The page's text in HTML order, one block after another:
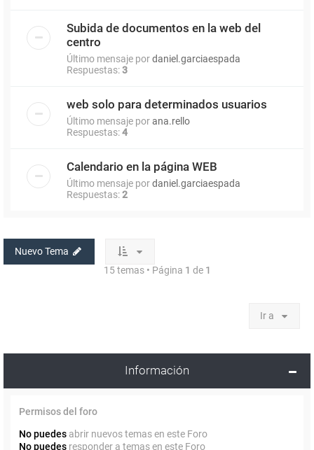
Subida de documentos en la web del
centro
Último mensaje pordaniel.garciaespada
Respuestas:3
web solo para determinados usuarios
Último mensaje porana.rello
Respuestas:4
Calendario en la página WEB
Último mensaje pordaniel.garciaespada
Respuestas:2
Nuevo Tema
15 temas • Página 1 de 1
Ir a
Información
Permisos del foro
No puedes abrir nuevos temas en este Foro
No puedes responder a temas en este Foro